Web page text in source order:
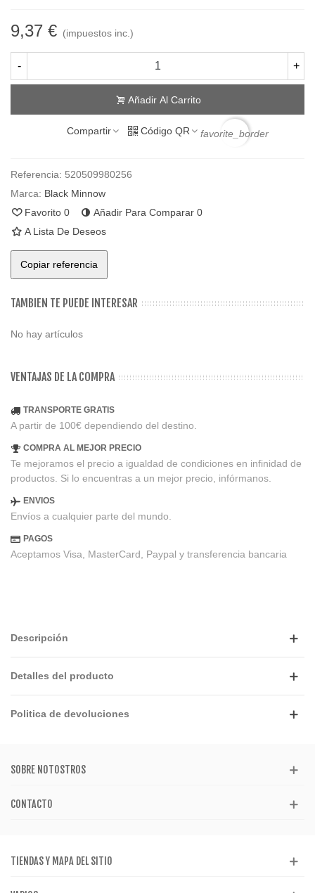
9,37 € (impuestos inc.)
- +
Añadir Al Carrito
Compartir Código QR favorite_border
Referencia: 520509980256
Marca: Black Minnow
Favorito 0 Añadir Para Comparar 0
A Lista De Deseos
Copiar referencia
TAMBIEN TE PUEDE INTERESAR
No hay artículos
VENTAJAS DE LA COMPRA
TRANSPORTE GRATIS
A partir de 100€ dependiendo del destino.
COMPRA AL MEJOR PRECIO
Te mejoramos el precio a igualdad de condiciones en infinidad de
productos. Si lo encuentras a un mejor precio, infórmanos.
ENVIOS
Envíos a cualquier parte del mundo.
PAGOS
Aceptamos Visa, MasterCard, Paypal y transferencia bancaria
Descripción
Detalles del producto
Politica de devoluciones
SOBRE NOTOSTROS
CONTACTO
TIENDAS Y MAPA DEL SITIO